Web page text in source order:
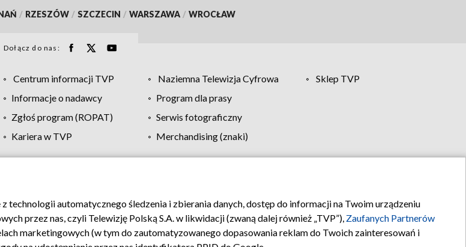
/ RZESZÓW / SZCZECIN / WARSZAWA / WROCŁAW
Dołącz do nas:
Centrum informacji TVP Naziemna Telewizja Cyfrowa
Sklep TVP
Informacje o nadawcy
Program dla prasy
Zgłoś program (ROPAT)
Serwis fotograficzny
Kariera w TVP
Merchandising (znaki)
Moje zgody Pomoc Biuro reklamy Kontakt
automatycznego śledzenia i zbierania danych, dostęp do informacji na Twoim urządzeniu
przez nas, czyli Telewizję Polską S.A. w likwidacji (zwaną dalej również „TVP”), Zaufanych Partnerów
marketingowych (w tym do zautomatyzowanego dopasowania reklam do Twoich zainteresowań i